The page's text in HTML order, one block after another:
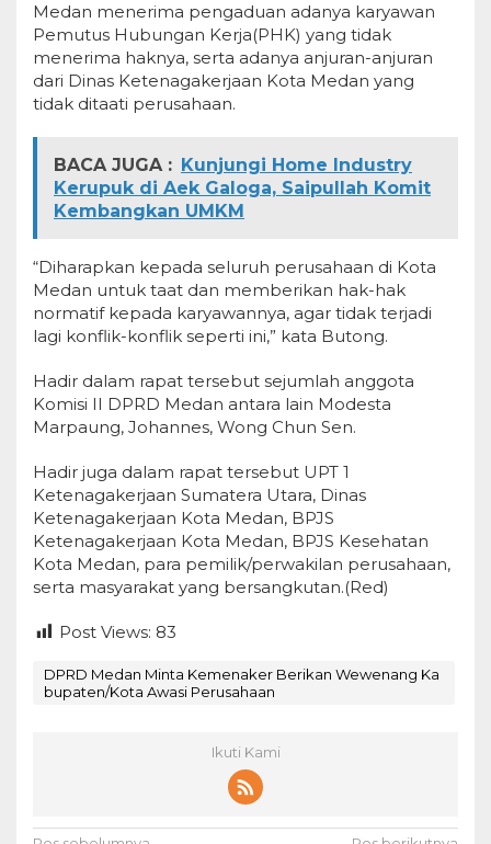
Medan menerima pengaduan adanya karyawan
Pemutus Hubungan Kerja(PHK) yang tidak
menerima haknya, serta adanya anjuran-anjuran
dari Dinas Ketenagakerjaan Kota Medan yang
tidak ditaati perusahaan.
BACA JUGA : Kunjungi Home Industry
Kerupuk di Aek Galoga, Saipullah Komit
Kembangkan UMKM
“Diharapkan kepada seluruh perusahaan di Kota
Medan untuk taat dan memberikan hak-hak
normatif kepada karyawannya, agar tidak terjadi
lagi konflik-konflik seperti ini,” kata Butong.
Hadir dalam rapat tersebut sejumlah anggota
Komisi II DPRD Medan antara lain Modesta
Marpaung, Johannes, Wong Chun Sen.
Hadir juga dalam rapat tersebut UPT 1
Ketenagakerjaan Sumatera Utara, Dinas
Ketenagakerjaan Kota Medan, BPJS
Ketenagakerjaan Kota Medan, BPJS Kesehatan
Kota Medan, para pemilik/perwakilan perusahaan,
serta masyarakat yang bersangkutan.(Red)
Post Views: 83
DPRD Medan Minta Kemenaker Berikan Wewenang Ka
bupaten/Kota Awasi Perusahaan
Ikuti Kami